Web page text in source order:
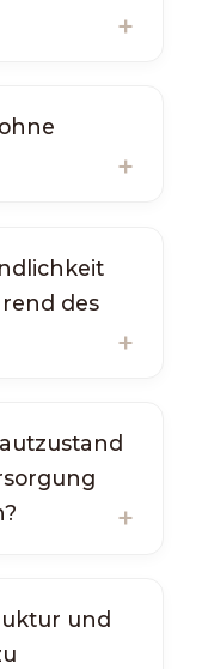
des
und